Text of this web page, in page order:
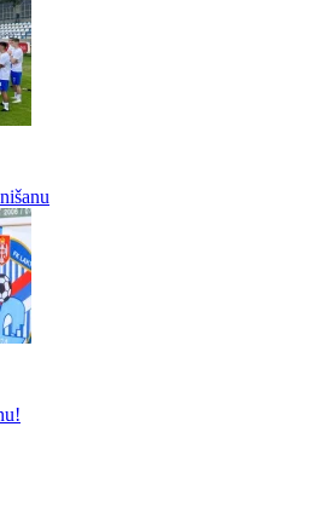
Tomić produžio ugovor, Dejan Đerić